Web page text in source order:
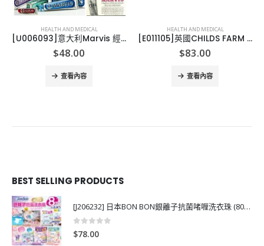
HEALTH AND MEDICAL
[U006093]意大利Marvis 經典牙膏
$48.00
查看內容
HEALTH AND MEDICAL
[E011105]英國CHILDS FARM HAIR & BODY WASH
$83.00
查看內容
BEST SELLING PRODUCTS
[J206232] 日本BON BON銀離子抗菌啫喱洗衣珠 (80粒)
0
$78.00